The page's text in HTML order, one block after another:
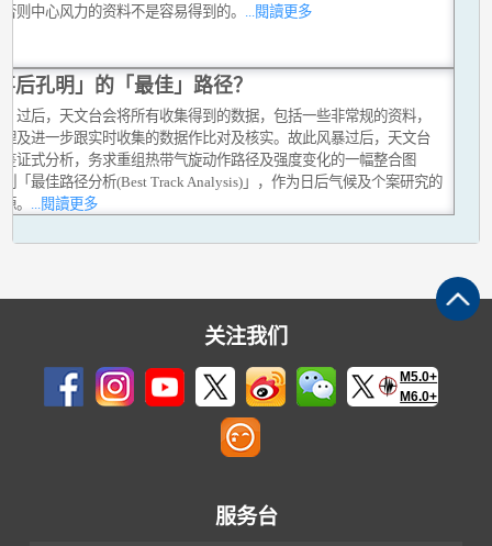
则中心风力的资料不是容易得到的。 ...閱讀更多
后孔明」的「最佳」路径？
过后，天文台会将所有收集得到的数据，包括一些非常规的资料，
及进一步跟实时收集的数据作比对及核实。故此风暴过后，天文台
证式分析，务求重组热带气旋动作路径及强度变化的一幅整合图
「最佳路径分析(Best Track Analysis)」，作为日后气候及个案研究的
。
...閱讀更多
关注我们
M5.0+
M6.0+
服务台